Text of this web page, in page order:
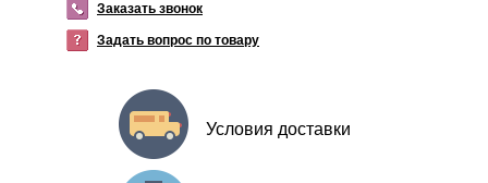
Заказать звонок
Задать вопрос по товару
Условия доставки